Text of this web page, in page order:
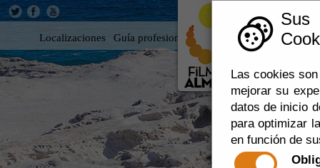
Las cookies
mejorar su
datos de inicio
para optimizar
en función de
Localizaciones Guía profesional Rodar en Almería 360